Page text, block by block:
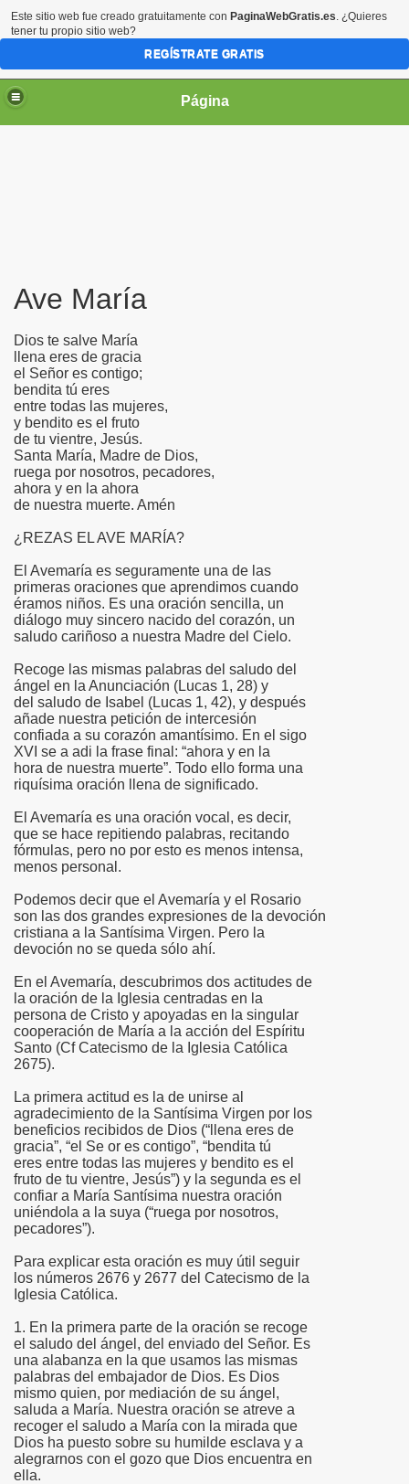
Página
Ave María
Dios te salve María
llena eres de gracia
el Señor es contigo;
bendita tú eres
entre todas las mujeres,
y bendito es el fruto
de tu vientre, Jesús.
Santa María, Madre de Dios,
ruega por nosotros, pecadores,
ahora y en la ahora
de nuestra muerte. Amén
¿REZAS EL AVE MARÍA?
El Avemaría es seguramente una de las
primeras oraciones que aprendimos cuando
éramos niños. Es una oración sencilla, un
diálogo muy sincero nacido del corazón, un
saludo cariñoso a nuestra Madre del Cielo.
Recoge las mismas palabras del saludo del
ángel en la Anunciación (Lucas 1, 28) y
del saludo de Isabel (Lucas 1, 42), y después
añade nuestra petición de intercesión
confiada a su corazón amantísimo. En el sigo
XVI se a adi la frase final: “ahora y en la
hora de nuestra muerte”. Todo ello forma una
riquísima oración llena de significado.
El Avemaría es una oración vocal, es decir,
que se hace repitiendo palabras, recitando
fórmulas, pero no por esto es menos intensa,
menos personal.
Podemos decir que el Avemaría y el Rosario
son las dos grandes expresiones de la devoción
cristiana a la Santísima Virgen. Pero la
devoción no se queda sólo ahí.
En el Avemaría, descubrimos dos actitudes de
la oración de la Iglesia centradas en la
persona de Cristo y apoyadas en la singular
cooperación de María a la acción del Espíritu
Santo (Cf Catecismo de la Iglesia Católica
2675).
La primera actitud es la de unirse al
agradecimiento de la Santísima Virgen por los
beneficios recibidos de Dios (“llena eres de
gracia”, “el Se or es contigo”, “bendita tú
eres entre todas las mujeres y bendito es el
fruto de tu vientre, Jesús”) y la segunda es el
confiar a María Santísima nuestra oración
uniéndola a la suya (“ruega por nosotros,
pecadores”).
Para explicar esta oración es muy útil seguir
los números 2676 y 2677 del Catecismo de la
Iglesia Católica.
1. En la primera parte de la oración se recoge
el saludo del ángel, del enviado del Señor. Es
una alabanza en la que usamos las mismas
palabras del embajador de Dios. Es Dios
mismo quien, por mediación de su ángel,
saluda a María. Nuestra oración se atreve a
recoger el saludo a María con la mirada que
Dios ha puesto sobre su humilde esclava y a
alegrarnos con el gozo que Dios encuentra en
ella.
chino
Este sitio web fue creado gratuitamente con PaginaWebGratis.es. ¿Quieres
tener tu propio sitio web?
REGÍSTRATE GRATIS